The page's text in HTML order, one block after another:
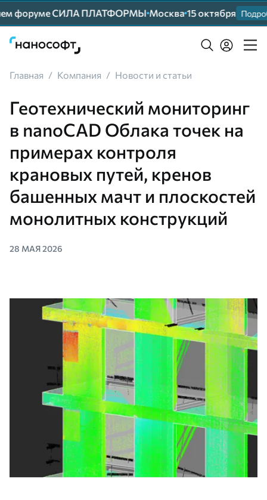
форуме СИЛА ПЛАТФОРМЫ Москва 15 октября
Главная / Компания / Новости и статьи
Геотехнический мониторинг
в nanoCAD Облака точек на
примерах контроля
крановых путей, кренов
башенных мачт и плоскостей
монолитных конструкций
28 МАЯ 2026